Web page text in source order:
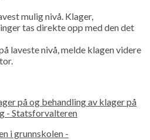
mulig nivå. Klager,
tas direkte opp med den det
laveste nivå, melde klagen videre
på og behandling av klager på
- Statsforvalteren
i grunnskolen -